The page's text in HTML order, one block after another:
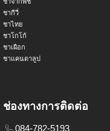
ชาจากพืช
ชากีวี่
ชาไทย
ชาโกโก้
ชาเผือก
ชาแคนตาลูป
ช่องทางการติดต่อ
084-782-5193